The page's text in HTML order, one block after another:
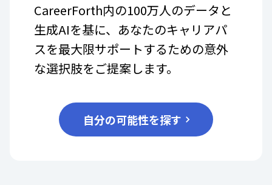
CareerForth内の100万人のデータと
生成AIを基に、あなたのキャリアパ
スを最大限サポートするための意外
な選択肢をご提案します。
自分の可能性を探す